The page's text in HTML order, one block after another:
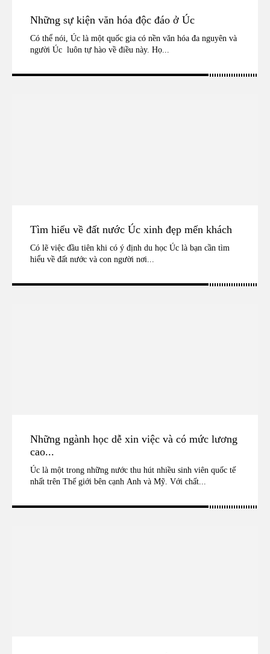
Những sự kiện văn hóa độc đáo ở Úc
Có thể nói, Úc là một quốc gia có nền văn hóa đa nguyên và
người Úc luôn tự hào về điều này. Họ...
Tìm hiểu về đất nước Úc xinh đẹp mến khách
Có lẽ việc đầu tiên khi có ý định du học Úc là bạn cần tìm
hiểu về đất nước và con người nơi...
Những ngành học dễ xin việc và có mức lương
cao...
Úc là một trong những nước thu hút nhiều sinh viên quốc tế
nhất trên Thế giới bên cạnh Anh và Mỹ. Với chất...